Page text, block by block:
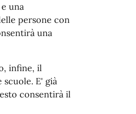
una
persone con
una
infine, il
E' già
consentirà il